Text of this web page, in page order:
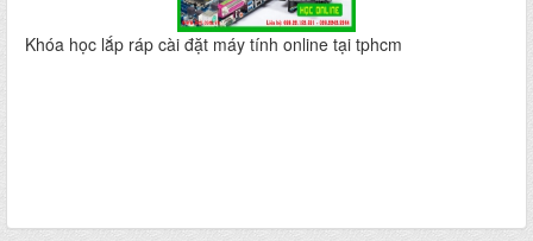
Khóa học lắp ráp cài đặt máy tính online tại tphcm